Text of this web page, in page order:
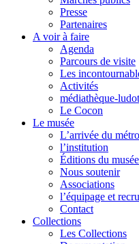
Presse
Partenaires
A voir à faire
Agenda
Parcours de visite
Les
Activités
médiathèque-
Le Cocon
Le musée
L’arrivée du métro
l’institution
Éditions du musée
Nous soutenir
Associations
l’équipage et
Contact
Collections
Les Collections